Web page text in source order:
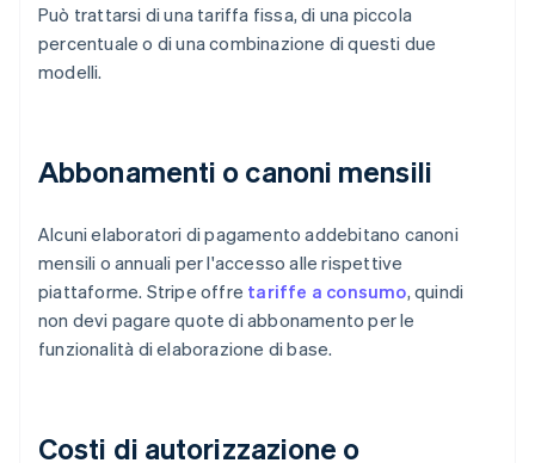
Può trattarsi di una tariffa fissa, di una piccola
percentuale o di una combinazione di questi due
modelli.
Abbonamenti o canoni mensili
Alcuni elaboratori di pagamento addebitano canoni
mensili o annuali per l'accesso alle rispettive
piattaforme. Stripe offre tariffe a consumo, quindi
non devi pagare quote di abbonamento per le
funzionalità di elaborazione di base.
Costi di autorizzazione o